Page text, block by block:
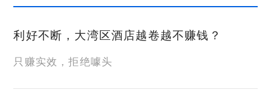
利好不断，大湾区酒店越卷越不赚钱？
只赚实效，拒绝噱头